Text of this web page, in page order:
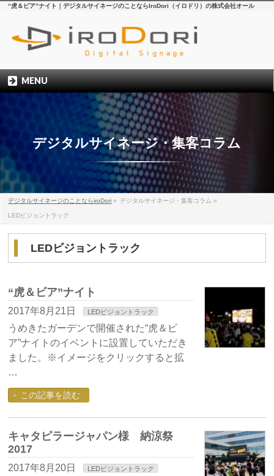
“虎＆ビア”ナイト｜デジタルサイネージのことならIroDori（イロドリ）の株式会社オール
MENU
デジタルサイネージ・集客コラム
デジタルサイネージのことならiroDori » デジタルサイネージ・集客コラム »
LEDビジョントラック
LEDビジョントラック
“虎＆ビア”ナイト
2017年8月21日 LEDビジョントラック
うめきたガーデンで開催された“虎＆ビ
ア”ナイトのイベントに設置していただき
ました。※イメージをクリックすると拡
…
この記事を読む
キャタピラージャパン様 納涼祭
2017
2017年8月20日 LEDビジョントラック